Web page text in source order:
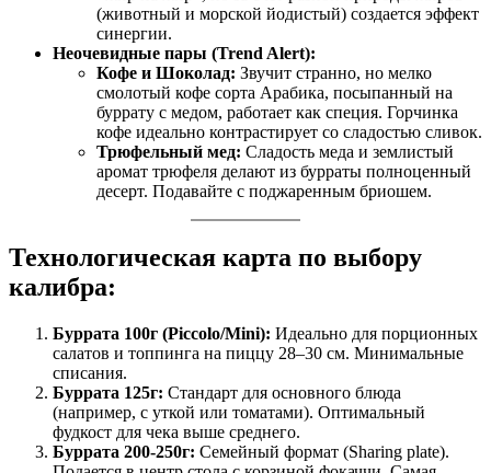
(животный и морской йодистый) создается эффект
синергии.
Неочевидные пары (Trend Alert):
Кофе и Шоколад: Звучит странно, но мелко
смолотый кофе сорта Арабика, посыпанный на
буррату с медом, работает как специя. Горчинка
кофе идеально контрастирует со сладостью сливок.
Трюфельный мед: Сладость меда и землистый
аромат трюфеля делают из бурраты полноценный
десерт. Подавайте с поджаренным бриошем.
Технологическая карта по выбору
калибра:
Буррата 100г (Piccolo/Mini): Идеально для порционных
салатов и топпинга на пиццу 28–30 см. Минимальные
списания.
Буррата 125г: Стандарт для основного блюда
(например, с уткой или томатами). Оптимальный
фудкост для чека выше среднего.
Буррата 200-250г: Семейный формат (Sharing plate).